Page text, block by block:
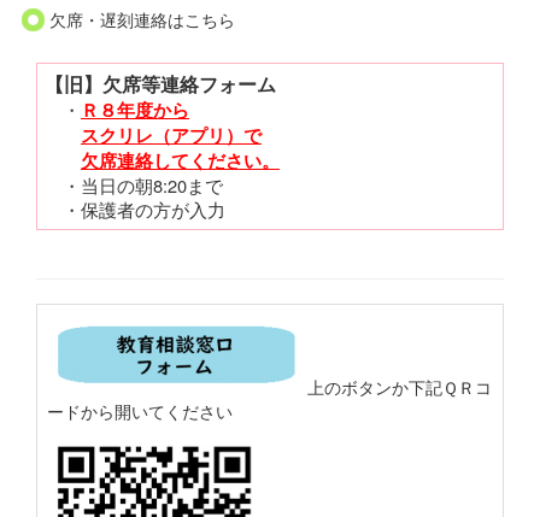
欠席・遅刻連絡はこちら
【旧】欠席等連絡フォーム
・ Ｒ８年度から
スクリレ（アプリ）で
欠席連絡してください。
・当日の朝8:20まで
・保護者の方が入力
上のボタンか下記ＱＲコ
ードから開いてください